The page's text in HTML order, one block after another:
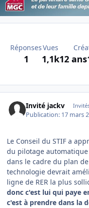
Réponses
1
Vues
1,1k12 ans
Invité jackv
Publication: 17 mars
Le Conseil du STIF a
du pilotage
dans le cadre du plan
technologie devrait
ligne de RER la plus
donc c'est lui qui paye
c'est à prendre dans la